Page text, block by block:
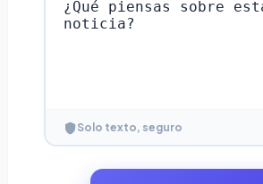
Solo texto, seguro